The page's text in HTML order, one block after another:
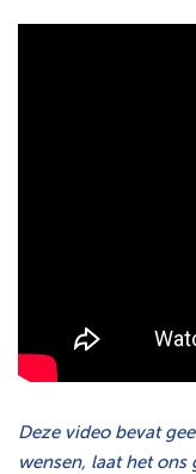
Deze video bevat
wensen, laat het